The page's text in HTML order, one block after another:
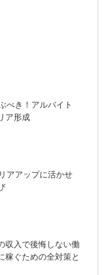
べき！アルバイト
ア形成
アアップに活かせ
収入で後悔しない働
稼ぐための全対策と